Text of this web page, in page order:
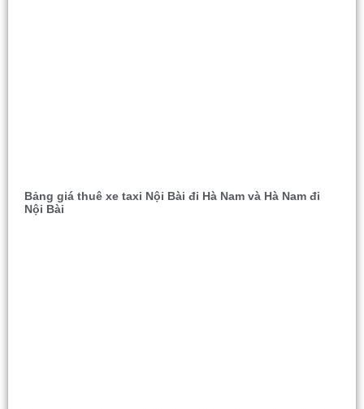
Bảng giá thuê xe taxi Nội Bài đi Hà Nam và Hà Nam đi
Nội Bài